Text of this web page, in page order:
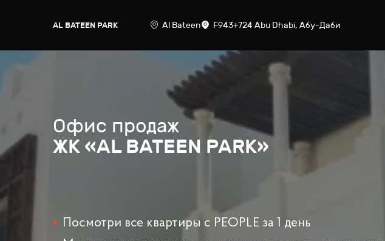
AL BATEEN PARK Al Bateen F943+724 Abu Dhabi, Абу-Даби
Офис продаж
ЖК «AL BATEEN PARK»
Посмотри все квартиры с PEOPLE за 1 день